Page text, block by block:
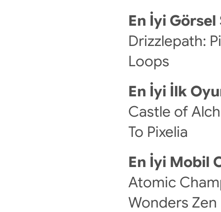
En İyi
Drizzlepath:
Loops
En İyi İlk
Castle of
To Pixelia
En İyi Mobil
Atomic
Wonders Zen